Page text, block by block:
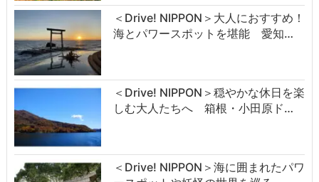
＜Drive! NIPPON＞大人におすすめ！
海とパワースポットを堪能 愛知…
＜Drive! NIPPON＞穏やかな休日を楽
しむ大人たちへ 箱根・小田原ド…
＜Drive! NIPPON＞海に囲まれたパワ